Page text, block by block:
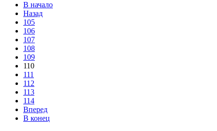
В начало
Назад
105
106
107
108
109
110
111
112
113
114
Вперед
В конец